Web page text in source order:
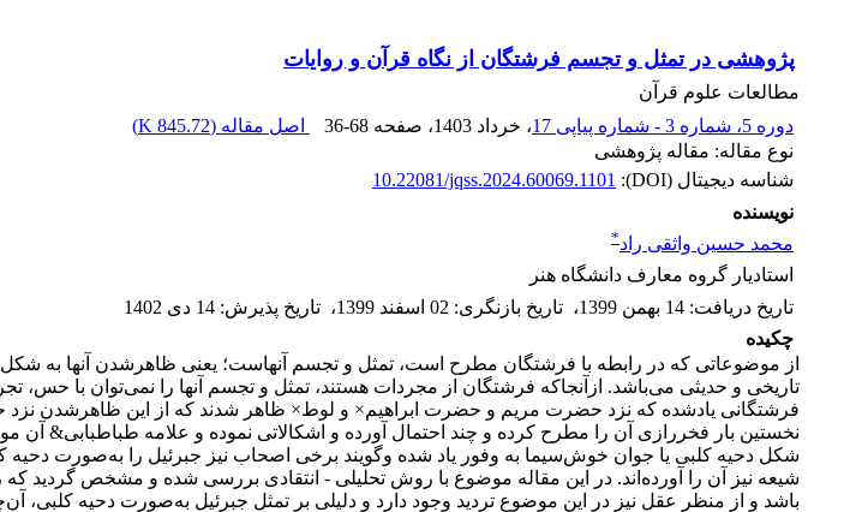
پژوهشی در تمثل و تجسم فرشتگان از نگاه قرآن و روایات
مطالعات علوم قرآن
دوره 5، شماره 3 - شماره پیاپی 17
، خرداد 1403 ، صفحه 36-68 اصل مقاله (845.72 K
)
نوع مقاله: مقاله پژوهشی
شناسه دیجیتال (DOI):
10.22081/jqss.2024.60069.1101
نویسنده
محمد حسین واثقی راد*
استادیار گروه معارف دانشگاه هنر
تاریخ دریافت: 14 بهمن 1399 ، تاریخ بازنگری: 02 اسفند 1399 ، تاریخ پذیرش: 14 دی 1402
چکیده
از موضوعاتی که در رابطه با فرشتگان مطرح است، تمثل و تجسم آنهاست؛ یعنی ظاهرشدن آنها به
تاریخی و حدیثی می‌باشد. ازآنجاکه فرشتگان از مجردات هستند، تمثل و تجسم آنها را نمی‌توان با حس،
فرشتگانی یادشده که نزد حضرت مریم و حضرت ابراهیم× و لوط× ظاهر شدند که از این ظاهرشدن نزد
نخستین بار فخررازی آن را مطرح کرده و چند احتمال آورده و اشکالاتی نموده و علامه طباطبابی&
شکل دحیه کلبی یا جوان خوش‌سیما به وفور یاد شده وگویند برخی اصحاب نیز جبرئیل را به‌صورت
شیعه نیز آن را آورده‌اند. در این مقاله موضوع با روش تحلیلی - انتقادی بررسی شده و مشخص گردید
باشد و از منظر عقل نیز در این موضوع تردید وجود دارد و دلیلی بر تمثل جبرئیل به‌صورت دحیه کلبی،